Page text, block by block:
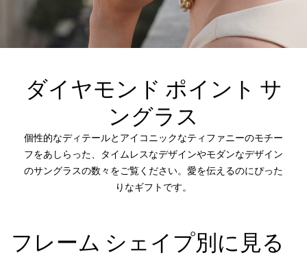
ダイヤモンド ポイント サ
ングラス
個性的なディテールとアイコニックなティファニーのモチー
フをあしらった、タイムレスなデザインやモダンなデザイン
のサングラスの数々をご覧ください。愛を伝えるのにぴった
りなギフトです。
フレーム シェイプ別に見る